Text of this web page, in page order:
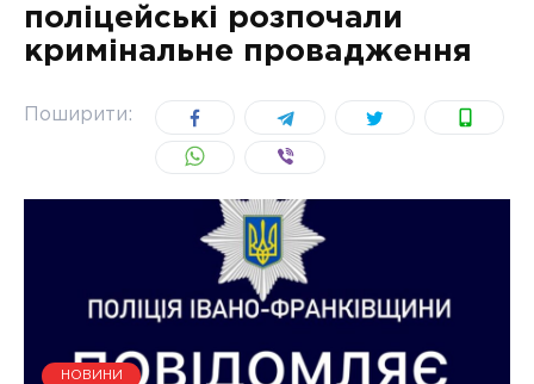
УКРАЇНА
поліцейські розпочали
кримінальне провадження
Поширити:
НОВИНИ